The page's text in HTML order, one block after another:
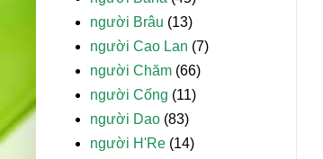
người Brâu (13)
người Cao Lan (7)
người Chăm (66)
người Cống (11)
người Dao (83)
người H'Re (14)